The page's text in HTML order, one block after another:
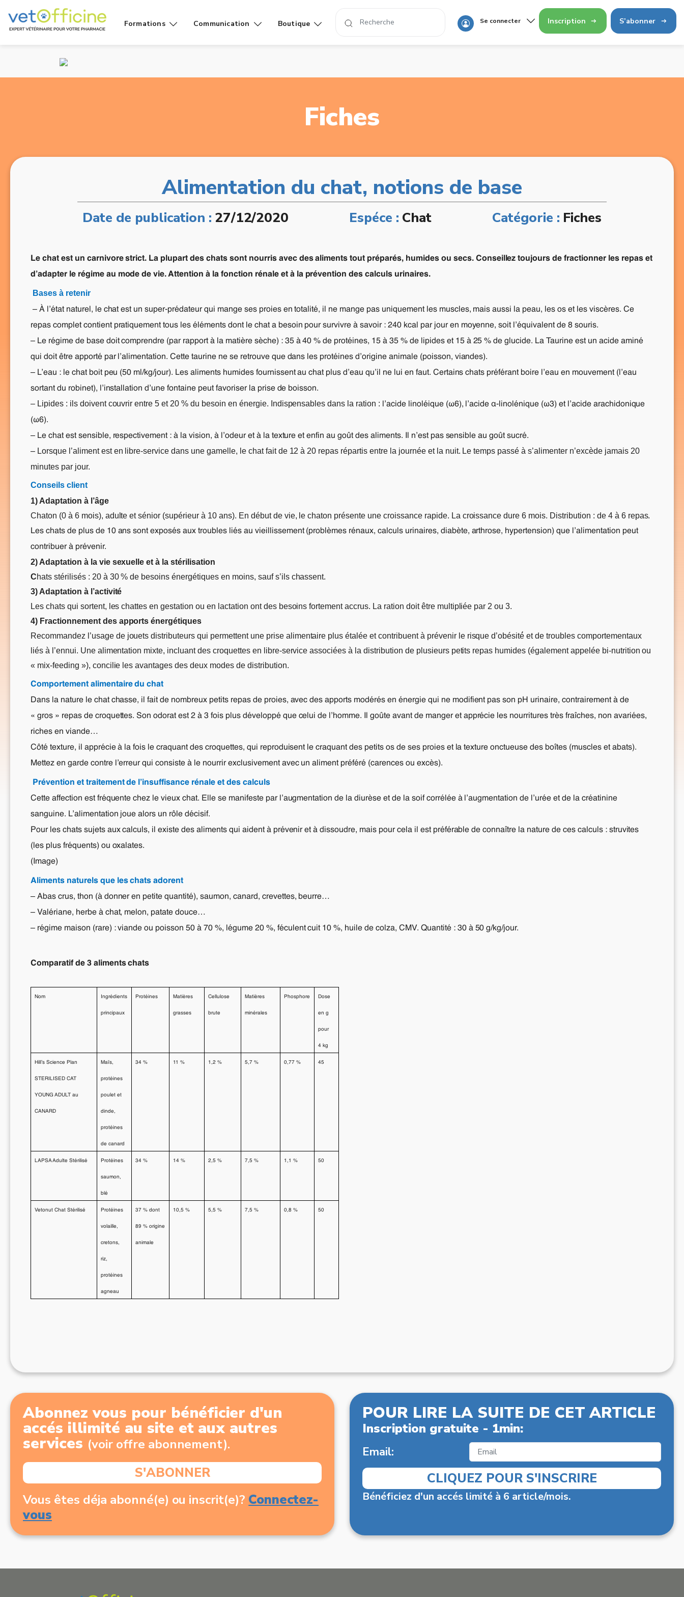
Formations
Cas de
Communication
Fiches
Boutique
Livres
Se connecter Inscription S’abonner
Fiches
Alimentation du chat, notions de base
Date de publication : 27/12/2020 Espéce : Chat Catégorie : Fiches
Le chat est un carnivore strict. La plupart des chats sont nourris avec des aliments tout préparés, humides ou secs. Conseillez toujours de fractionner les repas et
d’adapter le régime au mode de vie. Attention à la fonction rénale et à la prévention des calculs urinaires.
Bases à retenir
– À l’état naturel, le chat est un super-prédateur qui mange ses proies en totalité, il ne mange pas uniquement les muscles, mais aussi la peau, les os et les viscères. Ce
repas complet contient pratiquement tous les éléments dont le chat a besoin pour survivre à savoir : 240 kcal par jour en moyenne, soit l’équivalent de 8 souris.
– Le régime de base doit comprendre (par rapport à la matière sèche) : 35 à 40 % de protéines, 15 à 35 % de lipides et 15 à 25 % de glucide. La Taurine est un acide aminé
qui doit être apporté par l’alimentation. Cette taurine ne se retrouve que dans les protéines d’origine animale (poisson, viandes).
– L’eau : le chat boit peu (50 ml/kg/jour). Les aliments humides fournissent au chat plus d’eau qu’il ne lui en faut. Certains chats préférant boire l’eau en mouvement (l’eau
sortant du robinet), l’installation d’une fontaine peut favoriser la prise de boisson.
– Lipides : ils doivent couvrir entre 5 et 20 % du besoin en énergie. Indispensables dans la ration :
l’acide linoléique (ω6), l’acide α-linolénique (ω3) et l’acide arachidonique
(ω6).
– Le chat est sensible, respectivement : à la vision, à l’odeur et à la texture et enfin au goût des aliments. Il n’est pas sensible au goût sucré.
– Lorsque l’aliment est en libre-service dans une gamelle, le chat fait de 12 à 20 repas répartis entre la journée et la nuit. Le temps passé à s’alimenter n’excède jamais 20
minutes par jour.
Conseils client
1) Adaptation à l’âge
Chaton (0 à 6 mois), adulte et sénior (supérieur à 10 ans). En début de vie, le chaton présente une croissance rapide. La croissance dure 6 mois. Distribution : de 4 à 6 repas.
Les chats de plus de 10 ans sont exposés aux troubles liés au vieillissement (problèmes rénaux, calculs urinaires, diabète, arthrose, hypertension) que l’alimentation peut
contribuer à prévenir.
2) Adaptation à la vie sexuelle et à la stérilisation
Chats stérilisés : 20 à 30 % de besoins énergétiques en moins, sauf s’ils chassent.
3) Adaptation à l’activité
Les chats qui sortent, les chattes en gestation ou en lactation ont des besoins fortement accrus. La ration doit être multipliée par 2 ou 3.
4) Fractionnement des apports énergétiques
Recommandez l’usage de jouets distributeurs qui permettent une prise alimentaire plus étalée et contribuent à prévenir le risque d’obésité́ et de troubles comportementaux
liés à l’ennui. Une alimentation mixte, incluant des croquettes en libre-service associées à la distribution de plusieurs petits repas humides (également appelée bi-nutrition ou
« mix-feeding »), concilie les avantages des deux modes de distribution.
Comportement alimentaire du chat
Dans la nature le chat chasse, il fait de nombreux petits repas de proies, avec des apports modérés en énergie qui ne modifient pas son pH urinaire, contrairement à de
« gros » repas de croquettes. Son odorat est 2 à 3 fois plus développé que celui de l’homme. Il goûte avant de manger et apprécie les nourritures très fraîches, non avariées,
riches en viande…
Côté texture, il apprécie à la fois le craquant des croquettes, qui reproduisent le craquant des petits os de ses proies et la texture onctueuse des boîtes (muscles et abats).
Mettez en garde contre l’erreur qui consiste à le nourrir exclusivement avec un aliment préféré (carences ou excès).
Prévention et traitement de l’insuffisance rénale et des calculs
Cette affection est fréquente chez le vieux chat. Elle se manifeste par l’augmentation de la diurèse et de la soif corrélée à l’augmentation de l’urée et de la créatinine
sanguine. L’alimentation joue alors un rôle décisif.
Pour les chats sujets aux calculs, il existe des aliments qui aident à prévenir et à dissoudre, mais pour cela il est préférable de connaître la nature de ces calculs : struvites
(les plus fréquents) ou oxalates.
(Image)
Aliments naturels que les chats adorent
– Abas crus, thon (à donner en petite quantité), saumon, canard, crevettes, beurre…
– Valériane, herbe à chat, melon, patate douce…
– régime maison (rare) : viande ou poisson 50 à 70 %, légume 20 %, féculent cuit 10 %, huile de colza, CMV. Quantité : 30 à 50 g/kg/jour.
Comparatif de 3 aliments chats
Nom Ingrédients
principaux
Protéines Matières
grasses
Cellulose
brute
Matières
minérales
Phosphore Dose
en g
pour
4 kg
Hill’s Science Plan
STERILISED CAT
YOUNG ADULT au
CANARD
Maïs,
protéines
poulet et
dinde,
protéines
de canard
34 % 11 % 1,2 % 5,7 % 0,77 % 45
LAPSA Adulte Stérilisé Protéines
saumon,
blé
34 % 14 % 2,5 % 7,5 % 1,1 % 50
Vetonut Chat Stérilisé Protéines
volaille,
cretons,
riz,
protéines
agneau
37 % dont
89 % origine
animale
10,5 % 5,5 % 7,5 % 0,8 % 50
Abonnez vous pour bénéficier d'un
accés illimité au site et aux autres
services (voir offre abonnement).
S'ABONNER
Vous êtes déja abonné(e) ou inscrit(e)? Connectez-
vous
POUR LIRE LA SUITE DE CET ARTICLE
Inscription gratuite - 1min:
Email:
CLIQUEZ POUR S'INSCRIRE
Bénéficiez d'un accés limité à 6 article/mois.